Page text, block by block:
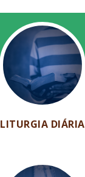
LITURGIA DIÁRIA